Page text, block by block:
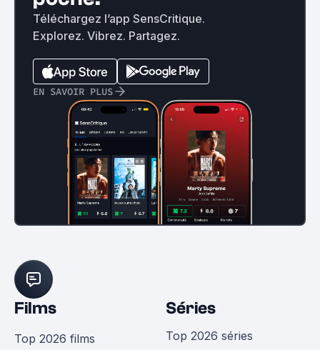
Téléchargez l’app SensCritique.
Explorez. Vibrez. Partagez.
EN SAVOIR PLUS
Films
Top 2026 films
Séries
Top 2026 séries